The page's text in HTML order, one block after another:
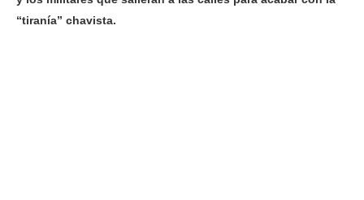
“tiranía” chavista.